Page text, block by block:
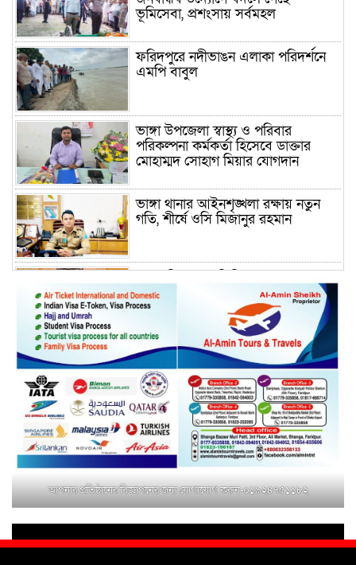
ভূমিসেবা, প্রশংসায় সর্বমহল
ফরিদপুরে নদীভাঙন এলাকা পরিদর্শনে
এমপি বাবুল
ভাঙ্গা উপজেলা স্বাস্থ্য ও পরিবার
পরিকল্পনা কর্মকর্তা হিসেবে ডাক্তার
মোহাম্মদ সোহাগ মিয়ার যোগদান
ভাঙ্গা থানার আইনশৃঙ্খলা রক্ষায় নতুন
গতি, শীর্ষে ওসি মিজানুর রহমান
(রাজস্ব) আজিম উদ্দিন ভূমি মন্ত্রণালয়ে
পদায়ন
সাবেক এমপির প্রেস সেক্রেটারি রফিকের
ক্ষমতার দাপট ও গণ-অসন্তোষের তথ্য
গায়েব করে ত্রিশাল থানার সাজানো
রিপোর্ট
মুক্তাগাছায় জুলাই শহীদ সামিদের কবর
জিয়ারত ও পৌর কমিটির কার্যক্রম শুরু
শহিদুল ইসলাম বাবুলের হাত ধরে বদলে
আপনার প্রতিষ্ঠানের বিজ্ঞাপনের জন্য যোগাযোগ করুন-০১৯২৪৭৫১১৮২